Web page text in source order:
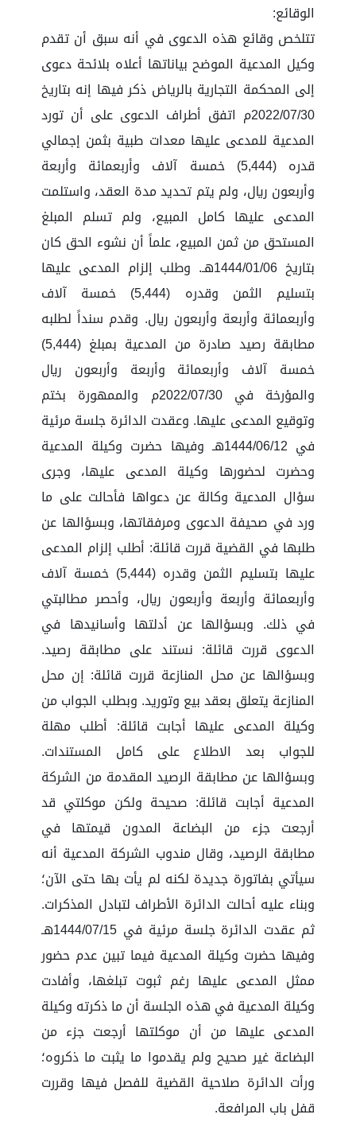
الوقائع:
تتلخص وقائع هذه الدعوى في أنه سبق أن تقدم
وكيل المدعية الموضح بياناتها أعلاه بلائحة دعوى
إلى المحكمة التجارية بالرياض ذكر فيها إنه بتاريخ
2022/07/30م اتفق أطراف الدعوى على أن تورد
المدعية للمدعى عليها معدات طبية بثمن إجمالي
قدره (5,444) خمسة آلاف وأربعمائة وأربعة
وأربعون ريال، ولم يتم تحديد مدة العقد، واستلمت
المدعى عليها كامل المبيع، ولم تسلم المبلغ
المستحق من ثمن المبيع، علماً أن نشوء الحق كان
بتاريخ 1444/01/06هـ. وطلب إلزام المدعى عليها
بتسليم الثمن وقدره (5,444) خمسة آلاف
وأربعمائة وأربعة وأربعون ريال. وقدم سنداً لطلبه
مطابقة رصيد صادرة من المدعية بمبلغ (5,444)
خمسة آلاف وأربعمائة وأربعة وأربعون ريال
والمؤرخة في 2022/07/30م والممهورة بختم
وتوقيع المدعى عليها. وعقدت الدائرة جلسة مرئية
في 1444/06/12هـ وفيها حضرت وكيلة المدعية
وحضرت لحضورها وكيلة المدعى عليها، وجرى
سؤال المدعية وكالة عن دعواها فأحالت على ما
ورد في صحيفة الدعوى ومرفقاتها، وبسؤالها عن
طلبها في القضية قررت قائلة: أطلب إلزام المدعى
عليها بتسليم الثمن وقدره (5,444) خمسة آلاف
وأربعمائة وأربعة وأربعون ريال، وأحصر مطالبتي
في ذلك. وبسؤالها عن أدلتها وأسانيدها في
الدعوى قررت قائلة: نستند على مطابقة رصيد.
وبسؤالها عن محل المنازعة قررت قائلة: إن محل
المنازعة يتعلق بعقد بيع وتوريد. وبطلب الجواب من
وكيلة المدعى عليها أجابت قائلة: أطلب مهلة
للجواب بعد الاطلاع على كامل المستندات.
وبسؤالها عن مطابقة الرصيد المقدمة من الشركة
المدعية أجابت قائلة: صحيحة ولكن موكلتي قد
أرجعت جزء من البضاعة المدون قيمتها في
مطابقة الرصيد، وقال مندوب الشركة المدعية أنه
سيأتي بفاتورة جديدة لكنه لم يأت بها حتى الآن؛
وبناء عليه أحالت الدائرة الأطراف لتبادل المذكرات.
ثم عقدت الدائرة جلسة مرئية في 1444/07/15هـ
وفيها حضرت وكيلة المدعية فيما تبين عدم حضور
ممثل المدعى عليها رغم ثبوت تبلغها، وأفادت
وكيلة المدعية في هذه الجلسة أن ما ذكرته وكيلة
المدعى عليها من أن موكلتها أرجعت جزء من
البضاعة غير صحيح ولم يقدموا ما يثبت ما ذكروه؛
ورأت الدائرة صلاحية القضية للفصل فيها وقررت
قفل باب المرافعة.